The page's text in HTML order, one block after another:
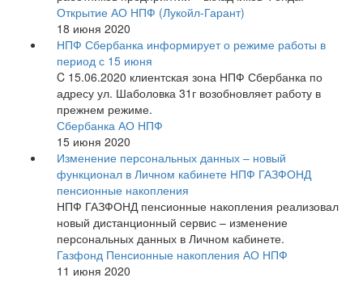
Открытие АО НПФ (Лукойл-Гарант)
18 июня 2020
НПФ Сбербанка информирует о режиме работы в
период с 15 июня
C 15.06.2020 клиентская зона НПФ Сбербанка по
адресу ул. Шаболовка 31г возобновляет работу в
прежнем режиме.
Сбербанка АО НПФ
15 июня 2020
Изменение персональных данных – новый
функционал в Личном кабинете НПФ ГАЗФОНД
пенсионные накопления
НПФ ГАЗФОНД пенсионные накопления реализовал
новый дистанционный сервис – изменение
персональных данных в Личном кабинете.
Газфонд Пенсионные накопления АО НПФ
11 июня 2020